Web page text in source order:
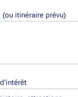
(ou itinéraire prévu)